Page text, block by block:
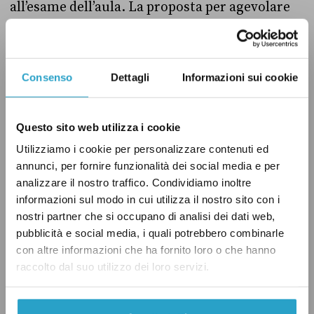
Consenso Dettagli Informazioni sui cookie
Questo sito web utilizza i cookie
Utilizziamo i cookie per personalizzare contenuti ed
annunci, per fornire funzionalità dei social media e per
analizzare il nostro traffico. Condividiamo inoltre
informazioni sul modo in cui utilizza il nostro sito con i
nostri partner che si occupano di analisi dei dati web,
pubblicità e social media, i quali potrebbero combinarle
con altre informazioni che ha fornito loro o che hanno
raccolto dal suo utilizzo dei loro servizi.
all’esame dell’aula. La proposta per agevolare
chi vive lontano dal proprio comune di
residenza era stata trasformata in un disegno
di legge delega al governo dai partiti del
adeguati per la delega al governo (
LEGGI ANCHE:Sul voto ai fuorisede il
centrodestra ha deciso di prendere tempo
La Commissione europea ha chiesto all’Italia
di ridurre il debito pubblico e di rafforzare la
pubblica amministrazione per attuare il Piano